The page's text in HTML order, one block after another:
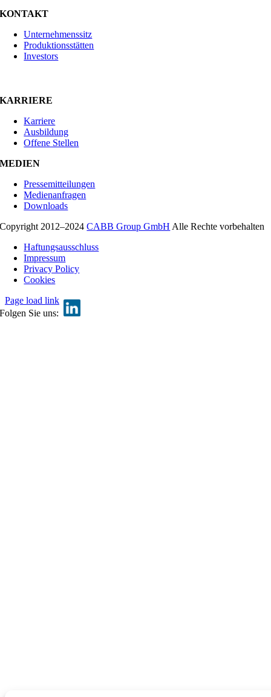
KONTAKT
Unternehmenssitz
Produktionsstätten
Investors
Folgen Sie uns:
KARRIERE
Karriere
Ausbildung
Offene Stellen
MEDIEN
Pressemitteilungen
Medienanfragen
Downloads
Copyright 2012–2024CABB Group GmbH Alle Rechte vorbehalten
Haftungsausschluss
Impressum
Privacy Policy
Cookies
Page load link
Go